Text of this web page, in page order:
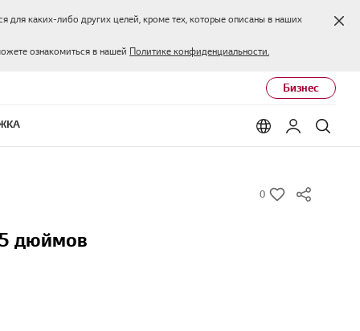
для каких-либо других целей, кроме тех, которые описаны в наших
ознакомиться в нашей Политике конфиденциальности.
Бизнес
Language options
Мой LG
0
w
дюймов